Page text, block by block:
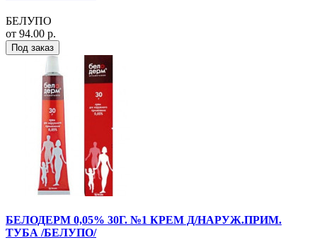
БЕЛУПО
от 94.00 р.
Под заказ
БЕЛОДЕРМ 0,05% 30Г. №1 КРЕМ Д/НАРУЖ.ПРИМ.
ТУБА /БЕЛУПО/